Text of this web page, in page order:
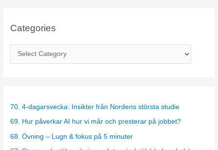
Categories
a
g
70. 4-dagarsvecka: Insikter från Nordens största studie
69. Hur påverkar AI hur vi mår och presterar på jobbet?
68. Övning – Lugn & fokus på 5 minuter